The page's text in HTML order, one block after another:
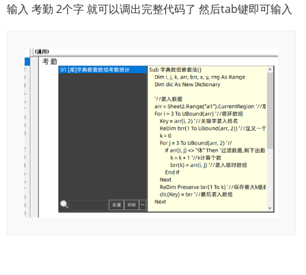
输入 考勤 2个字 就可以调出完整代码了 然后tab键即可输入